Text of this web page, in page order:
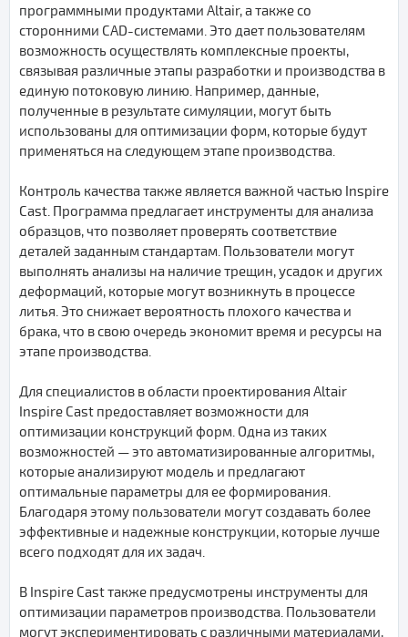
программными продуктами Altair, а также со
сторонними CAD-системами. Это дает пользователям
возможность осуществлять комплексные проекты,
связывая различные этапы разработки и производства в
единую потоковую линию. Например, данные,
полученные в результате симуляции, могут быть
использованы для оптимизации форм, которые будут
применяться на следующем этапе производства.
Контроль качества также является важной частью Inspire
Cast. Программа предлагает инструменты для анализа
образцов, что позволяет проверять соответствие
деталей заданным стандартам. Пользователи могут
выполнять анализы на наличие трещин, усадок и других
деформаций, которые могут возникнуть в процессе
литья. Это снижает вероятность плохого качества и
брака, что в свою очередь экономит время и ресурсы на
этапе производства.
Для специалистов в области проектирования Altair
Inspire Cast предоставляет возможности для
оптимизации конструкций форм. Одна из таких
возможностей — это автоматизированные алгоритмы,
которые анализируют модель и предлагают
оптимальные параметры для ее формирования.
Благодаря этому пользователи могут создавать более
эффективные и надежные конструкции, которые лучше
всего подходят для их задач.
В Inspire Cast также предусмотрены инструменты для
оптимизации параметров производства. Пользователи
могут экспериментировать с различными материалами,